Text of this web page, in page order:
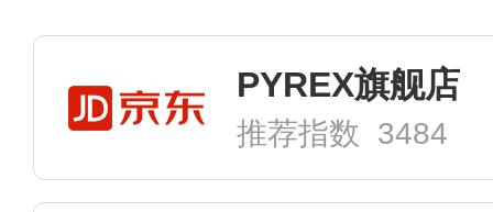
PYREX旗舰店
推荐指数 3484